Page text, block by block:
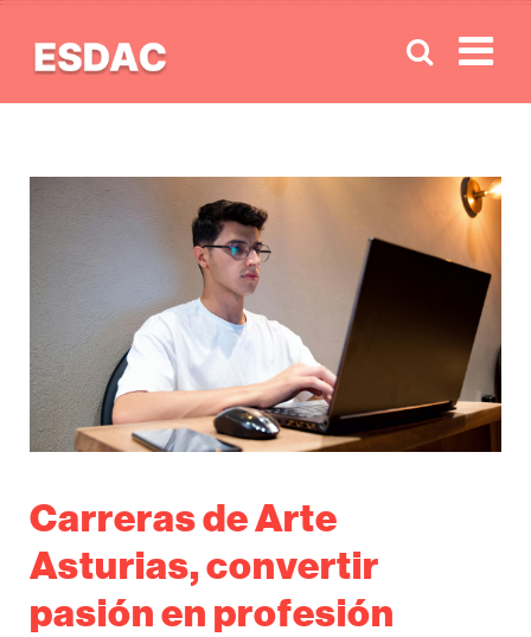
Carreras de Arte
Asturias, convertir
pasión en profesión